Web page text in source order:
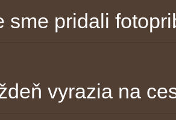
sme pridali
vyrazia na